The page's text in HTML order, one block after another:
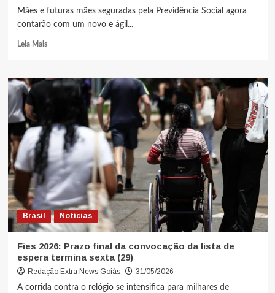
Mães e futuras mães seguradas pela Previdência Social agora
contarão com um novo e ágil...
Leia Mais
Brasil Notícias
Fies 2026: Prazo final da convocação da lista de
espera termina sexta (29)
Redação Extra News Goiás
31/05/2026
A corrida contra o relógio se intensifica para milhares de